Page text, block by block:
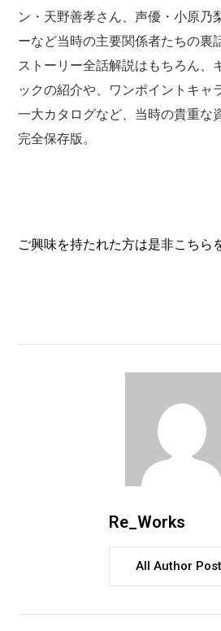
ン・天野善孝さん、声優・小原乃
ーなど当時の主要関係者たちの裏
ストーリー全話解説はもちろん、
ックの紹介や、ワンポイントキャ
一大カタログなど、当時の貴重な
完全保存版。
ご興味を持たれた方は是非こちら
Re_Works
All Author